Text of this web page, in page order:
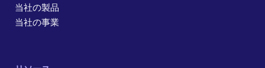
当社の製品
当社の事業